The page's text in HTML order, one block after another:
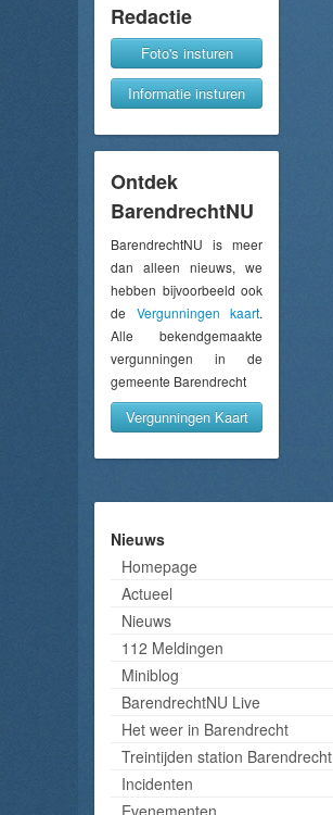
Redactie
Foto's insturen
Informatie insturen
Ontdek
BarendrechtNU
BarendrechtNU is meer
dan alleen nieuws, we
hebben bijvoorbeeld ook
de Vergunningen kaart.
Alle bekendgemaakte
vergunningen in de
gemeente Barendrecht
Vergunningen Kaart
Nieuws
Homepage
Actueel
Nieuws
112 Meldingen
Miniblog
BarendrechtNU Live
Het weer in Barendrecht
Treintijden station Barendrecht
Incidenten